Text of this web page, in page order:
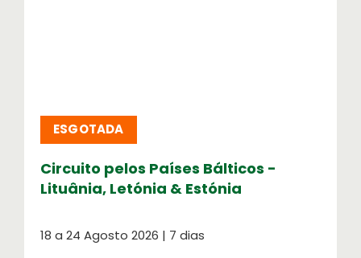
ESGOTADA
Circuito pelos Países Bálticos -
Lituânia, Letónia & Estónia
18 a 24 Agosto 2026 | 7 dias